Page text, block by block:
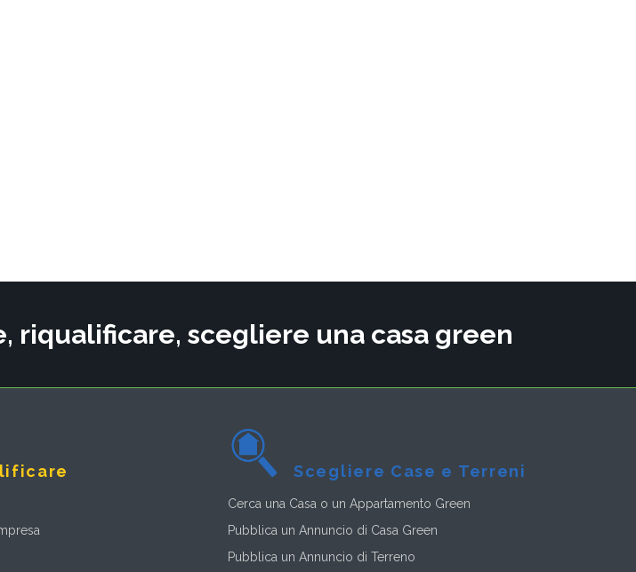
riqualificare, scegliere una casa green
Scegliere Case e Terreni
Cerca una Casa o un Appartamento Green
Pubblica un Annuncio di Casa Green
Pubblica un Annuncio di Terreno